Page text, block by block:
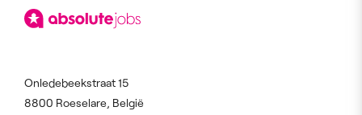
Onledebeekstraat 15
8800 Roeselare, België